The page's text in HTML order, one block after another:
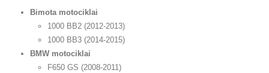
Bimota motociklai
1000 BB2 (2012-2013)
1000 BB3 (2014-2015)
BMW motociklai
F650 GS (2008-2011)